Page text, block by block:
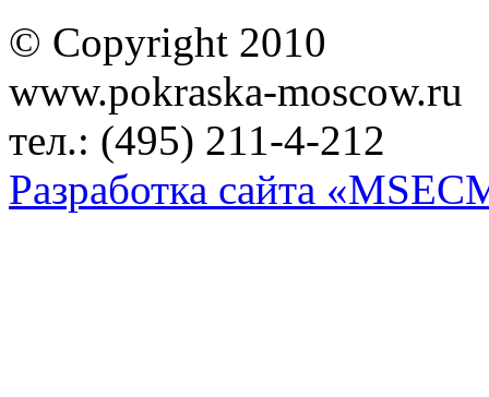
© Copyright 2010
www.pokraska-moscow.ru
тел.: (495) 211-4-212
Разработка сайта